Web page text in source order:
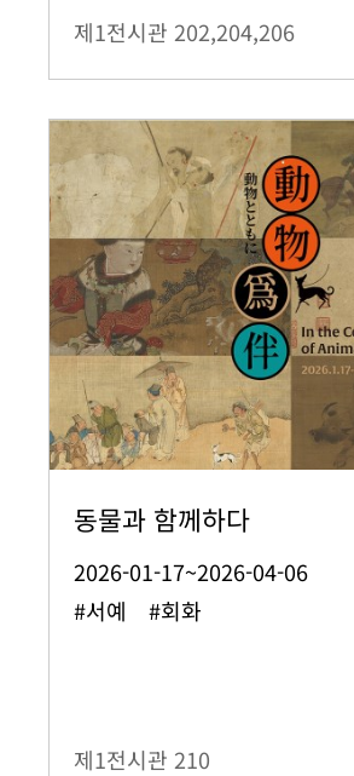
제1전시관 202,204,206
동물과 함께하다
2026-01-17~2026-04-06
#서예 #회화
제1전시관 210